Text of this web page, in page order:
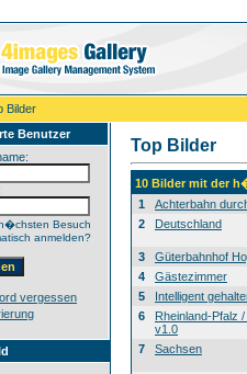
Bilder
Benutzer
Besuch
anmelden?
vergessen
Top Bilder
10 Bilder mit der
1
Achterbahn
2
Deutschland
3
Güterbahnhof
4
Gästezimmer
5
Intelligent
6
Rheinland-Pfalz
v1.0
7
Sachsen